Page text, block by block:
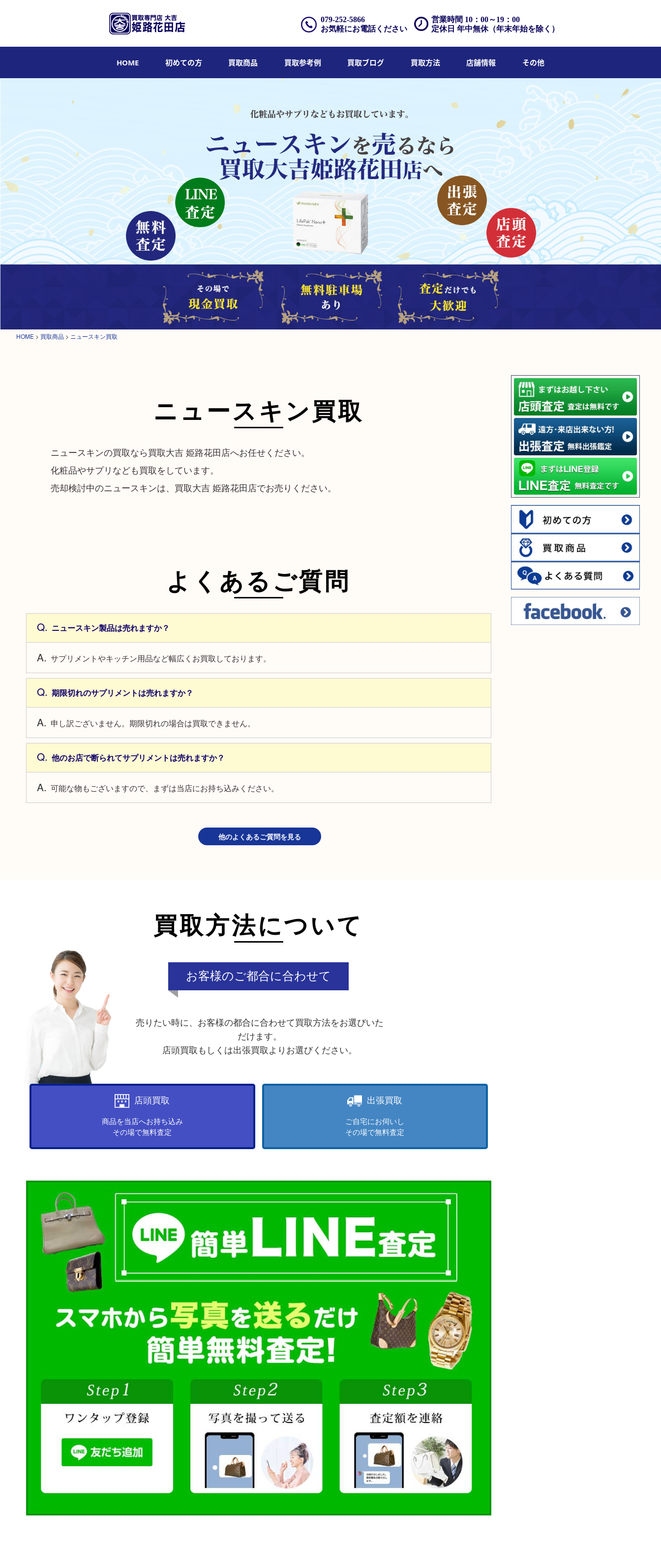
営業時間 10：00～19：00
定休日 年中無休（年末年始を除く）
079-252-5866
お気軽にお電話ください
HOME 初めての方 買取商品 買取参考例 買取ブログ 買取方法 店舗情報 その他
HOME > 買取商品 > ニュースキン買取
ニュースキン買取
ニュースキンの買取なら買取大吉 姫路花田店へお任せください。
化粧品やサプリなども買取をしています。
売却検討中のニュースキンは、買取大吉 姫路花田店でお売りください。
よくあるご質問
ニュースキン製品は売れますか？
サプリメントやキッチン用品など幅広くお買取しております。
期限切れのサプリメントは売れますか？
申し訳ございません。期限切れの場合は買取できません。
他のお店で断られてサプリメントは売れますか？
可能な物もございますので、まずは当店にお持ち込みください。
他のよくあるご質問を見る
買取方法について
お客様のご都合に合わせて
売りたい時に、お客様の都合に合わせて買取方法をお選びいた
だけます。
店頭買取もしくは出張買取よりお選びください。
店頭買取
商品を当店へお持ち込み
その場で無料査定
出張買取
ご自宅にお伺いし
その場で無料査定